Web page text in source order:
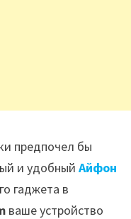
предпочел бы
и удобный Айфон
гаджета в
ваше устройство